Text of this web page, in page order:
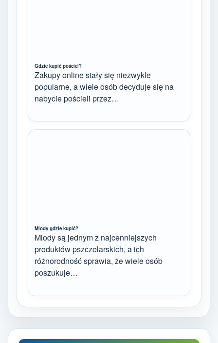
Gdzie kupić pościel?
Zakupy online stały się niezwykle
popularne, a wiele osób decyduje się na
nabycie pościeli przez…
Miody gdzie kupić?
Miody są jednym z najcenniejszych
produktów pszczelarskich, a ich
różnorodność sprawia, że wiele osób
poszukuje…